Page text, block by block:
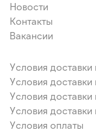
Новости
Контакты
Вакансии
Условия доставки
Условия доставки
Условия
Условия
Условия оплаты